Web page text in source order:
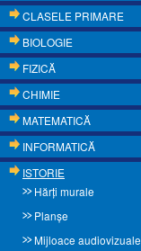
CLASELE PRIMARE
BIOLOGIE
FIZICĂ
CHIMIE
MATEMATICĂ
INFORMATICĂ
ISTORIE
Hărţi murale
Planşe
Mijloace audiovizuale